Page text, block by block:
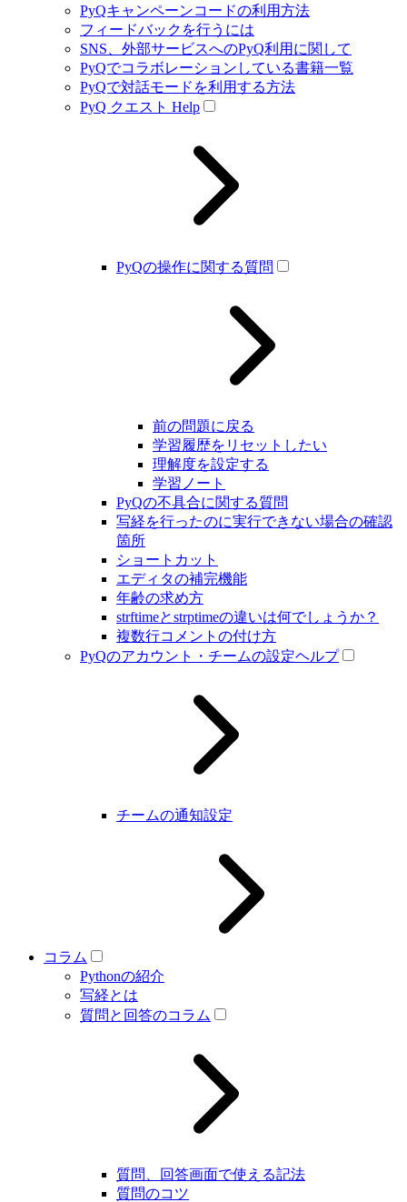
PyQキャンペーンコードの利用方法
フィードバックを行うには
SNS、外部サービスへのPyQ利用に関して
PyQでコラボレーションしている書籍一覧
PyQで対話モードを利用する方法
PyQ クエスト Help
PyQの操作に関する質問
前の問題に戻る
学習履歴をリセットしたい
理解度を設定する
学習ノート
PyQの不具合に関する質問
写経を行ったのに実行できない場合の確認
箇所
ショートカット
エディタの補完機能
年齢の求め方
strftimeとstrptimeの違いは何でしょうか？
複数行コメントの付け方
PyQのアカウント・チームの設定ヘルプ
チームの通知設定
コラム
Pythonの紹介
写経とは
質問と回答のコラム
質問、回答画面で使える記法
質問のコツ